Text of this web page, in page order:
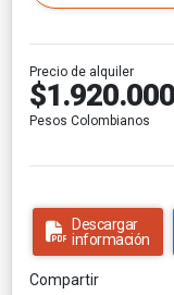
Precio de alquiler
$1.920.000
Pesos Colombianos
Descargar
información
Compartir